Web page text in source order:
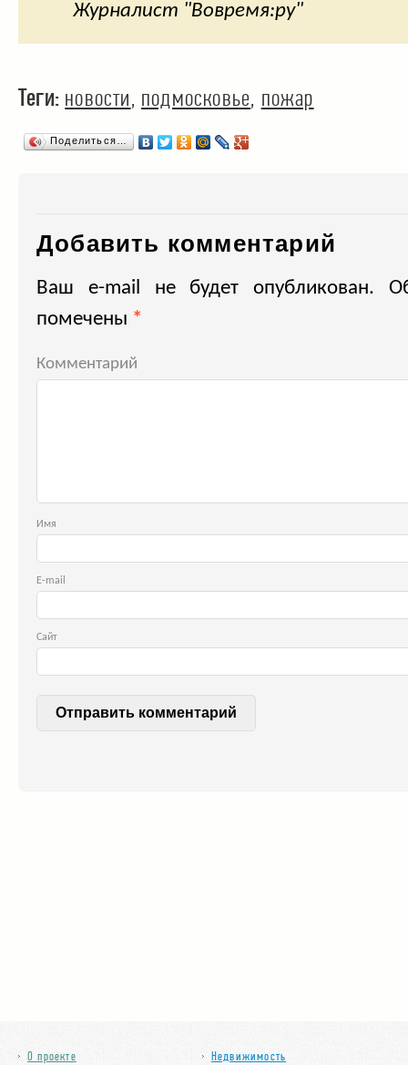
Журналист "Вовремя:ру"
Теги: новости, подмосковье, пожар
Поделиться…
Добавить комментарий
Ваш e-mail не будет опубликован.
помечены *
Комментарий
E-
Сайт
О проекте
Недвижимость